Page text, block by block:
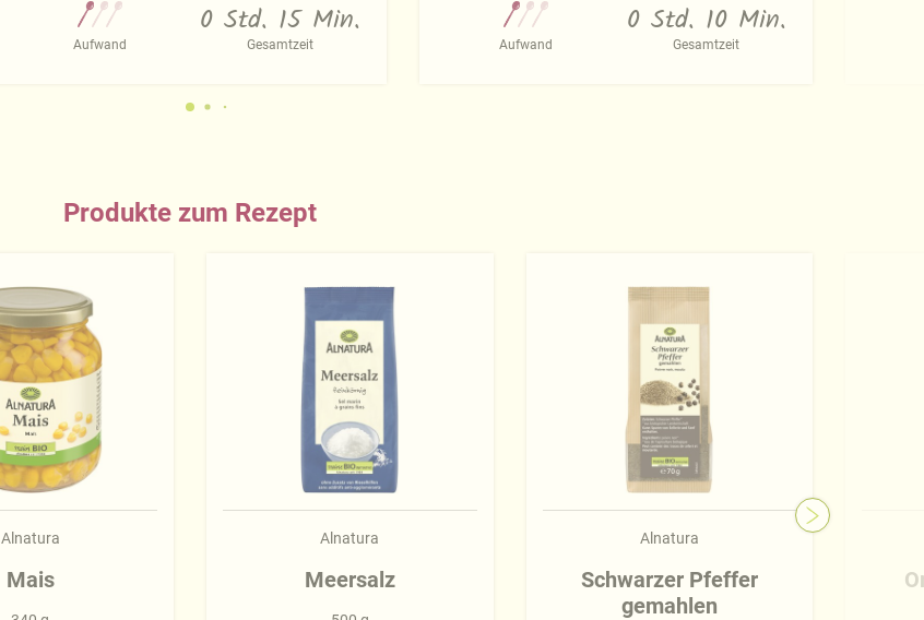
Aufwand
0 Std. 15 Min.
Gesamtzeit Aufwand
0 Std. 10 Min.
Gesamtzeit
Produkte zum Rezept
Alnatura
Mais
Alnatura
Meersalz
Alnatura
Schwarzer Pfeffer
gemahlen